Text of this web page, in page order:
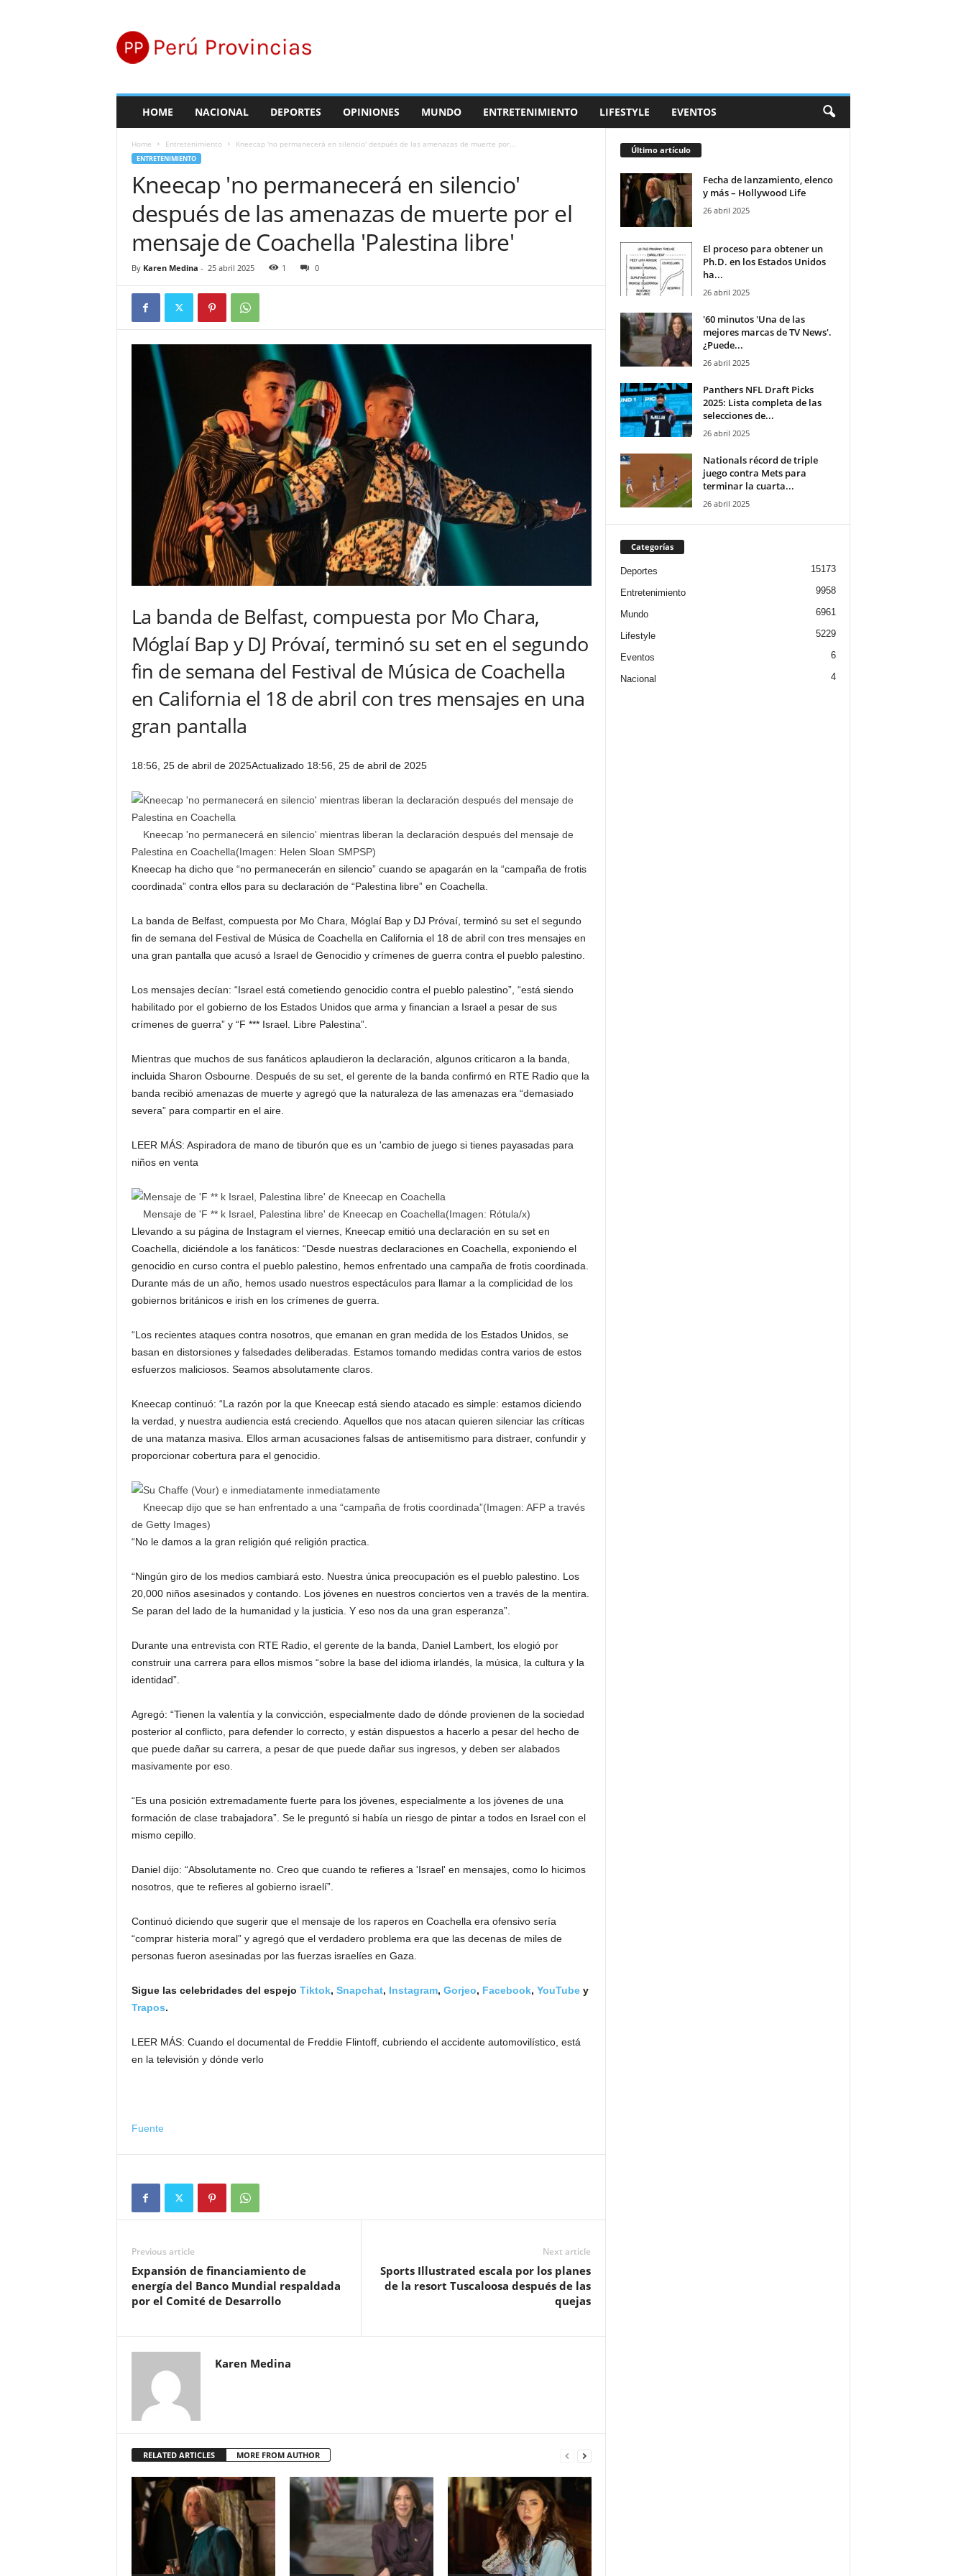
r
ú
HOME NACIONAL DEPORTES OPINIONES MUNDO ENTRETENIMIENTO LIFESTYLE EVENTOS
Home Entretenimiento Kneecap 'no permanecerá en silencio' después de las amenazas de muerte por...
ENTRETENIMIENTO
Kneecap 'no permanecerá en silencio'
después de las amenazas de muerte por el
mensaje de Coachella 'Palestina libre'
By Karen Medina - 25 abril 2025 1 0
La banda de Belfast, compuesta por Mo Chara,
Móglaí Bap y DJ Próvaí, terminó su set en el segundo
fin de semana del Festival de Música de Coachella
en California el 18 de abril con tres mensajes en una
gran pantalla
18:56, 25 de abril de 2025Actualizado 18:56, 25 de abril de 2025
Kneecap 'no permanecerá en silencio' mientras liberan la declaración después del mensaje de
Palestina en Coachella(Imagen: Helen Sloan SMPSP)
Kneecap ha dicho que “no permanecerán en silencio” cuando se apagarán en la “campaña de frotis
coordinada” contra ellos para su declaración de “Palestina libre” en Coachella.
La banda de Belfast, compuesta por Mo Chara, Móglaí Bap y DJ Próvaí, terminó su set el segundo
fin de semana del Festival de Música de Coachella en California el 18 de abril con tres mensajes en
una gran pantalla que acusó a Israel de Genocidio y crímenes de guerra contra el pueblo palestino.
Los mensajes decían: “Israel está cometiendo genocidio contra el pueblo palestino”, “está siendo
habilitado por el gobierno de los Estados Unidos que arma y financian a Israel a pesar de sus
crímenes de guerra” y “F *** Israel. Libre Palestina”.
Mientras que muchos de sus fanáticos aplaudieron la declaración, algunos criticaron a la banda,
incluida Sharon Osbourne. Después de su set, el gerente de la banda confirmó en RTE Radio que la
banda recibió amenazas de muerte y agregó que la naturaleza de las amenazas era “demasiado
severa” para compartir en el aire.
LEER MÁS: Aspiradora de mano de tiburón que es un 'cambio de juego si tienes payasadas para
niños en venta
Mensaje de 'F ** k Israel, Palestina libre' de Kneecap en Coachella(Imagen: Rótula/x)
Llevando a su página de Instagram el viernes, Kneecap emitió una declaración en su set en
Coachella, diciéndole a los fanáticos: “Desde nuestras declaraciones en Coachella, exponiendo el
genocidio en curso contra el pueblo palestino, hemos enfrentado una campaña de frotis coordinada.
Durante más de un año, hemos usado nuestros espectáculos para llamar a la complicidad de los
gobiernos británicos e irish en los crímenes de guerra.
“Los recientes ataques contra nosotros, que emanan en gran medida de los Estados Unidos, se
basan en distorsiones y falsedades deliberadas. Estamos tomando medidas contra varios de estos
esfuerzos maliciosos. Seamos absolutamente claros.
Kneecap continuó: “La razón por la que Kneecap está siendo atacado es simple: estamos diciendo
la verdad, y nuestra audiencia está creciendo. Aquellos que nos atacan quieren silenciar las críticas
de una matanza masiva. Ellos arman acusaciones falsas de antisemitismo para distraer, confundir y
proporcionar cobertura para el genocidio.
Kneecap dijo que se han enfrentado a una “campaña de frotis coordinada”(Imagen: AFP a través
de Getty Images)
“No le damos a la gran religión qué religión practica.
“Ningún giro de los medios cambiará esto. Nuestra única preocupación es el pueblo palestino. Los
20,000 niños asesinados y contando. Los jóvenes en nuestros conciertos ven a través de la mentira.
Se paran del lado de la humanidad y la justicia. Y eso nos da una gran esperanza”.
Durante una entrevista con RTE Radio, el gerente de la banda, Daniel Lambert, los elogió por
construir una carrera para ellos mismos “sobre la base del idioma irlandés, la música, la cultura y la
identidad”.
Agregó: “Tienen la valentía y la convicción, especialmente dado de dónde provienen de la sociedad
posterior al conflicto, para defender lo correcto, y están dispuestos a hacerlo a pesar del hecho de
que puede dañar su carrera, a pesar de que puede dañar sus ingresos, y deben ser alabados
masivamente por eso.
“Es una posición extremadamente fuerte para los jóvenes, especialmente a los jóvenes de una
formación de clase trabajadora”. Se le preguntó si había un riesgo de pintar a todos en Israel con el
mismo cepillo.
Daniel dijo: “Absolutamente no. Creo que cuando te refieres a 'Israel' en mensajes, como lo hicimos
nosotros, que te refieres al gobierno israelí”.
Continuó diciendo que sugerir que el mensaje de los raperos en Coachella era ofensivo sería
“comprar histeria moral” y agregó que el verdadero problema era que las decenas de miles de
personas fueron asesinadas por las fuerzas israelíes en Gaza.
Sigue las celebridades del espejo Tiktok, Snapchat, Instagram, Gorjeo, Facebook, YouTubey
Trapos.
LEER MÁS: Cuando el documental de Freddie Flintoff, cubriendo el accidente automovilístico, está
en la televisión y dónde verlo
Fuente
Previous article
Expansión de financiamiento de
energía del Banco Mundial respaldada
por el Comité de Desarrollo
Next article
Sports Illustrated escala por los planes
de la resort Tuscaloosa después de las
quejas
Karen Medina
RELATED ARTICLES MORE FROM AUTHOR
Último artículo
Fecha de lanzamiento, elenco
y más – Hollywood Life
26 abril 2025
El proceso para obtener un
Ph.D. en los Estados Unidos
ha...
26 abril 2025
'60 minutos 'Una de las
mejores marcas de TV News'.
¿Puede...
26 abril 2025
Panthers NFL Draft Picks
2025: Lista completa de las
selecciones de...
26 abril 2025
Nationals récord de triple
juego contra Mets para
terminar la cuarta...
26 abril 2025
Categorías
Deportes 15173
Entretenimiento 9958
Mundo 6961
Lifestyle 5229
Eventos 6
Nacional 4